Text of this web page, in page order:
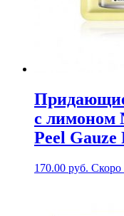
с лимоном
Peel Gauze
170.00 руб. Скоро